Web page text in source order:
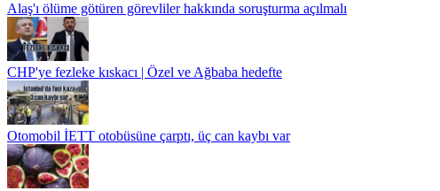
Alaş'ı ölüme götüren görevliler hakkında soruşturma açılmalı
CHP'ye fezleke kıskacı | Özel ve Ağbaba hedefte
Otomobil İETT otobüsüne çarptı, üç can kaybı var